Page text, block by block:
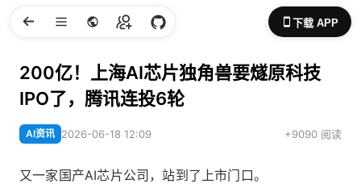
下载 APP
200亿！上海AI芯片独角兽要燧原科技
IPO了，腾讯连投6轮
AI资讯 2026-06-18 12:09 +9090 阅读
又一家国产AI芯片公司，站到了上市门口。